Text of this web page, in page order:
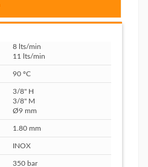
8 lts/min
11 lts/min
90 ºC
3/8" H
3/8" M
Ø9 mm
1.80 mm
INOX
350 bar